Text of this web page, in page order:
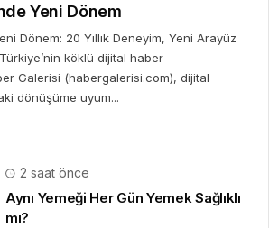
Yeni Dönem
Dönem: 20 Yıllık Deneyim, Yeni Arayüz
köklü dijital haber
Galerisi (habergalerisi.com), dijital
dönüşüme uyum...
2 saat önce
Aynı Yemeği Her Gün Yemek Sağlıklı
mı?